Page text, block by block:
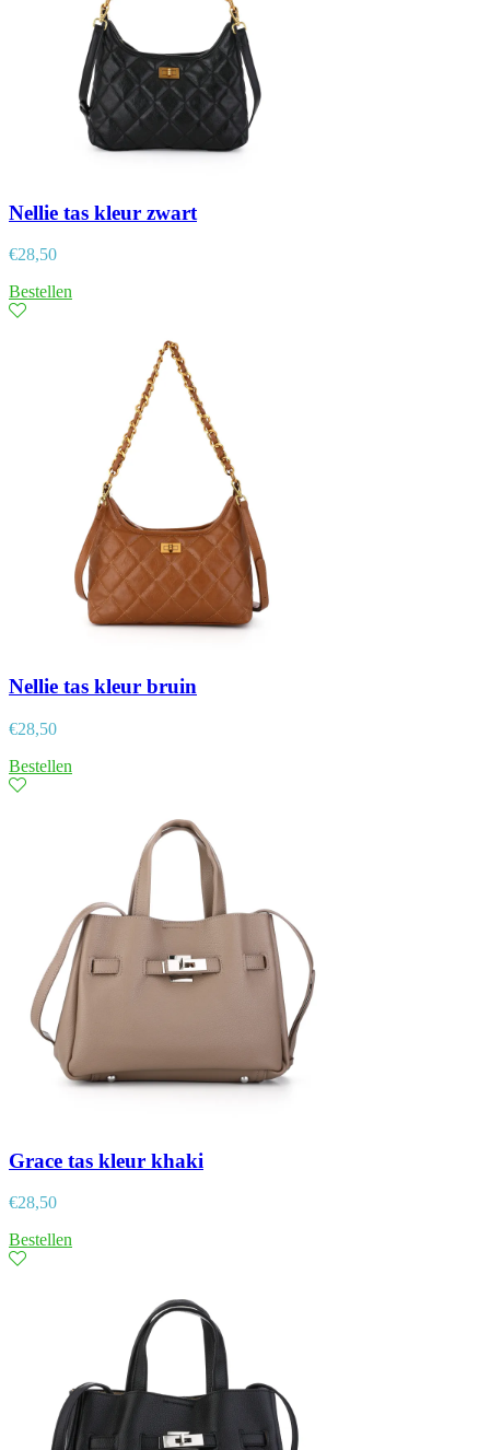
Nellie tas kleur zwart
€28,50
Bestellen
Nellie tas kleur bruin
€28,50
Bestellen
Grace tas kleur khaki
€28,50
Bestellen